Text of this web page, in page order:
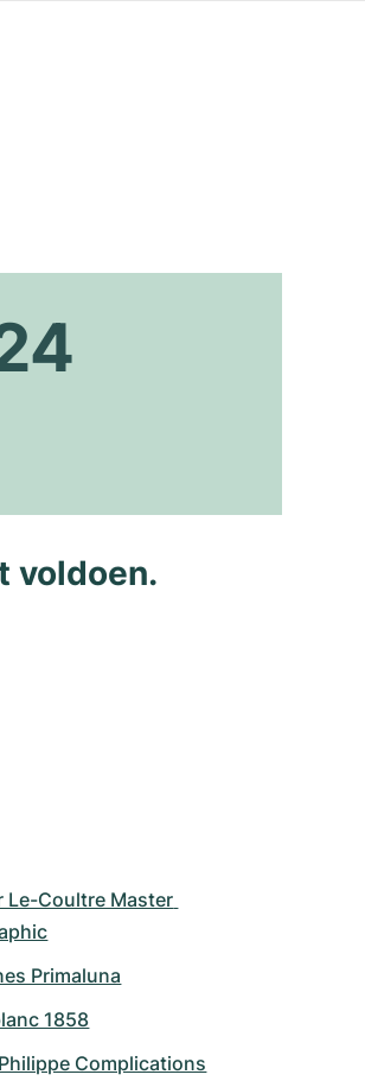
voldoen.
Le-Coultre Master
Primaluna
1858
Complications